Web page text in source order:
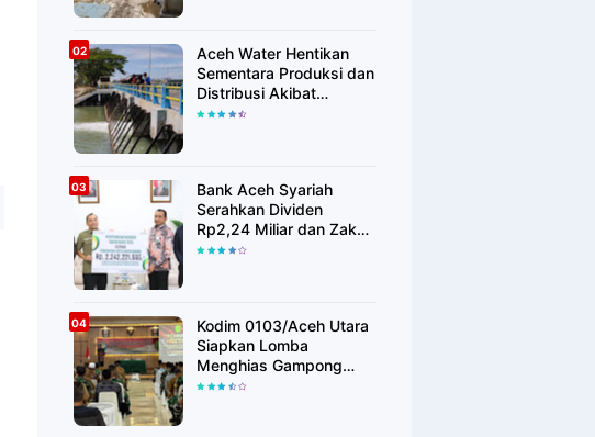
Aceh Water Hentikan
Sementara Produksi dan
Distribusi Akibat
Fenomena Alam yang
Bank Aceh Syariah
Serahkan Dividen
Rp2,24 Miliar dan Zakat
Rp400 Juta kepada
Kodim 0103/Aceh Utara
Siapkan Lomba
Menghias Gampong
Berhadiah Rp100 Juta,